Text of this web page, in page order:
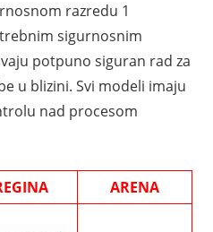
razredu 1
sigurnosnim
potpuno siguran rad za
u blizini. Svi modeli imaju
nad procesom
ARENA